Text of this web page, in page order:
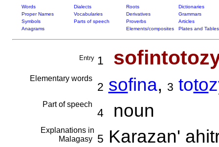
Words Dialects Roots
Dictionaries
Proper Names
Vocabularies Derivatives
Grammars
Symbols
Parts of speech Proverbs
Articles
Anagrams
Elements/composites Plates and Tables
Entry 1
Elementary words
2 sofina, 3 toto
Part of speech
4noun
Explanations in
Malagasy
5 Karazan'